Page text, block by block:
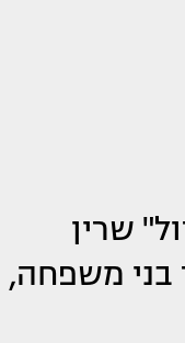
שרין
בני משפחה,